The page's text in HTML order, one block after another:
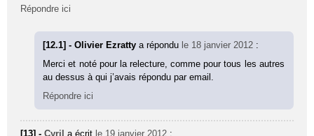
Répondre ici
[12.1] - Olivier Ezrattya répondu le 18 janvier 2012 :
Merci et noté pour la relecture, comme pour tous les autres
au dessus à qui j’avais répondu par email.
Répondre ici
[13] -Cyril a écrit le 19 janvier 2012 :